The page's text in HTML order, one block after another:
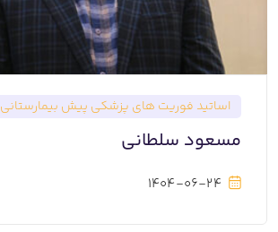
اساتید فوريت های پزشكی پیش بیمارستانی
مسعود سلطانی
1404-06-24